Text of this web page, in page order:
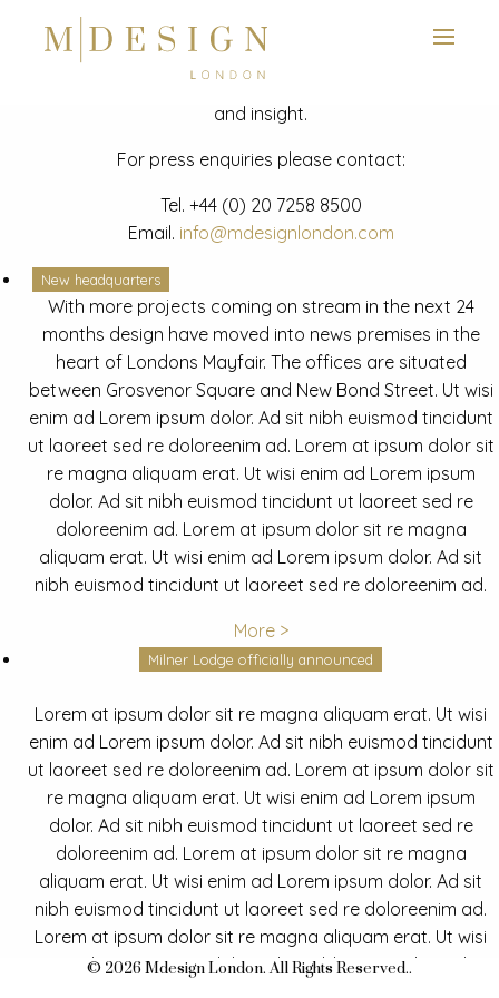
News
Latest mdesign development project and advisory news
and insight.
For press enquiries please contact:
Tel. +44 (0) 20 7258 8500
Email. info@mdesignlondon.com
New headquarters
With more projects coming on stream in the next 24
months design have moved into news premises in the
heart of Londons Mayfair. The offices are situated
between Grosvenor Square and New Bond Street. Ut wisi
enim ad Lorem ipsum dolor. Ad sit nibh euismod tincidunt
ut laoreet sed re doloreenim ad. Lorem at ipsum dolor sit
re magna aliquam erat. Ut wisi enim ad Lorem ipsum
dolor. Ad sit nibh euismod tincidunt ut laoreet sed re
doloreenim ad. Lorem at ipsum dolor sit re magna
aliquam erat. Ut wisi enim ad Lorem ipsum dolor. Ad sit
nibh euismod tincidunt ut laoreet sed re doloreenim ad.
More >
Milner Lodge officially announced
Lorem at ipsum dolor sit re magna aliquam erat. Ut wisi
enim ad Lorem ipsum dolor. Ad sit nibh euismod tincidunt
ut laoreet sed re doloreenim ad. Lorem at ipsum dolor sit
re magna aliquam erat. Ut wisi enim ad Lorem ipsum
dolor. Ad sit nibh euismod tincidunt ut laoreet sed re
doloreenim ad. Lorem at ipsum dolor sit re magna
aliquam erat. Ut wisi enim ad Lorem ipsum dolor. Ad sit
nibh euismod tincidunt ut laoreet sed re doloreenim ad.
Lorem at ipsum dolor sit re magna aliquam erat. Ut wisi
enim ad Lorem ipsum dolor. Ad sit nibh euismod tincidunt
© 2026 Mdesign London. All Rights Reserved..